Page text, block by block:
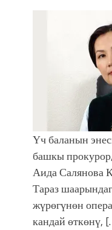
Үч баланын
башкы
Аида Салянова
Тараз
жүрөгүнөн
кандай өткөнү,